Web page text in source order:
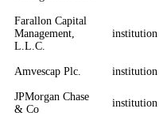
Farallon Capital
Management,
L.L.C.
institution
Amvescap Plc. institution
JPMorgan Chase
& Co
institution